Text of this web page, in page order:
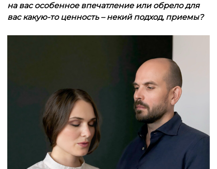
на вас особенное впечатление или обрело для
вас какую-то ценность – некий подход, приемы?